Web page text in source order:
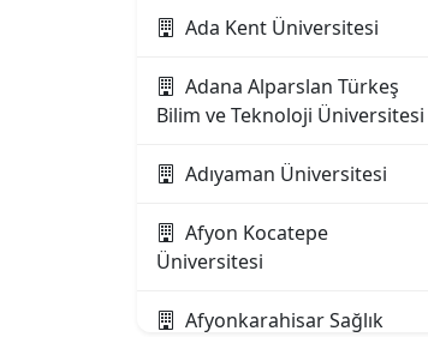
Ada Kent Üniversitesi
Adana Alparslan Türkeş
Bilim ve Teknoloji Üniversitesi
Adıyaman Üniversitesi
Afyon Kocatepe
Üniversitesi
Afyonkarahisar Sağlık